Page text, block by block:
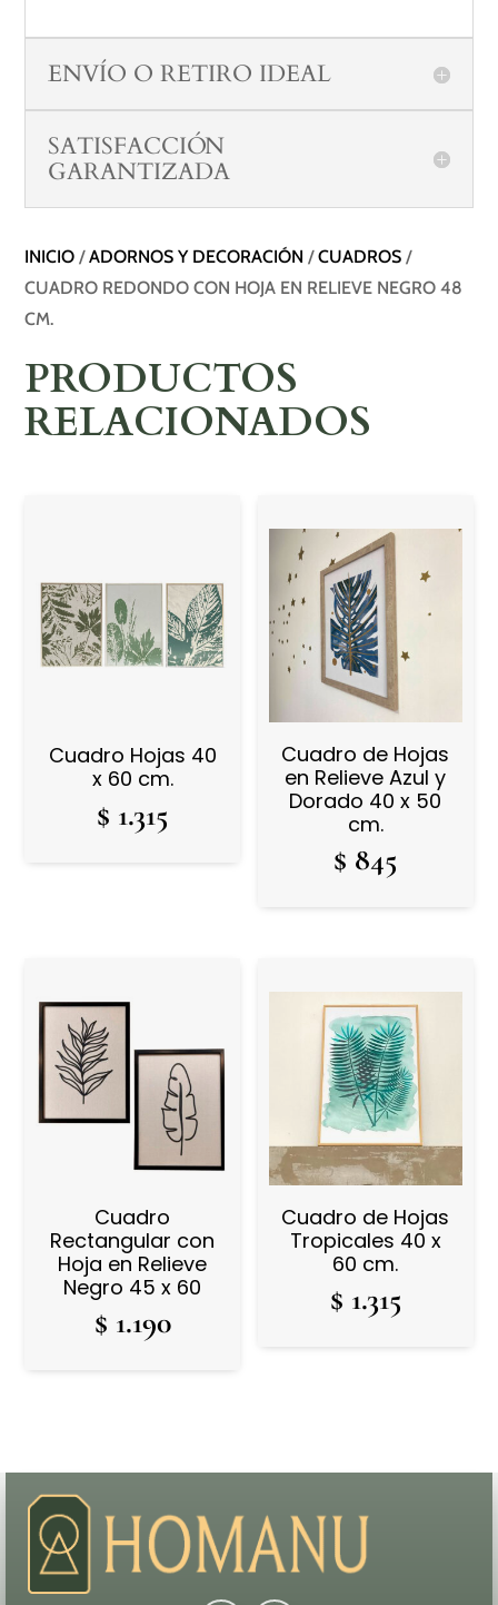
ENVÍO O RETIRO IDEAL
SATISFACCIÓN
GARANTIZADA
INICIO /ADORNOS Y DECORACIÓN /CUADROS /
CUADRO REDONDO CON HOJA EN RELIEVE NEGRO 48
CM.
PRODUCTOS
RELACIONADOS
Cuadro Hojas 40
x 60 cm.
$ 1.315
Cuadro de Hojas
en Relieve Azul y
Dorado 40 x 50
cm.
$ 845
Cuadro
Rectangular con
Hoja en Relieve
Negro 45 x 60
$ 1.190
Cuadro de Hojas
Tropicales 40 x
60 cm.
$ 1.315